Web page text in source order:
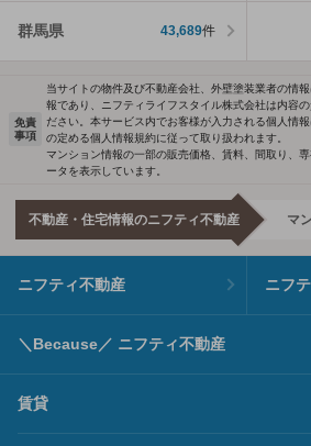
群馬県 43,689件
免責
事項
当サイトの物件及び不動産会社、外壁塗装業者の情
報であり、ニフティライフスタイル株式会社は内容
ださい。本サービス内でお客様が入力される個人情
の定める個人情報規約に従って取り扱われます。
マンション情報の一部の販売価格、賃料、間取り、
ータを表示しています。
不動産・住宅情報のニフティ不動産 マ
ニフティ不動産 ニフ
＼Because／ ニフティ不動産
賃貸